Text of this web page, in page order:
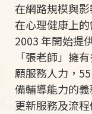
在網路規模與
在心理健康上
2003年開始提
「張老師」擁
願服務人力， 55
備輔導能力的
更新服務及流